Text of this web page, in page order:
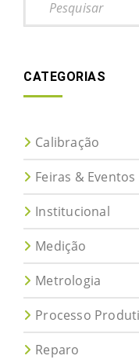
CATEGORIAS
Calibração
Feiras & Eventos
Institucional
Medição
Metrologia
Processo
Reparo